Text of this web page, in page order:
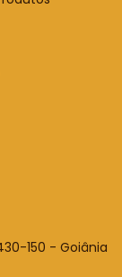
150 - Goiânia